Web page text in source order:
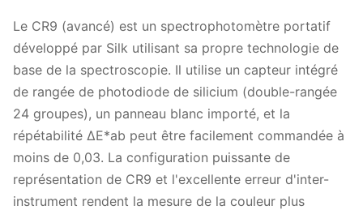
Le CR9 (avancé) est un spectrophotomètre portatif
développé par Silk utilisant sa propre technologie de
base de la spectroscopie. Il utilise un capteur intégré
de rangée de photodiode de silicium (double-rangée
24 groupes), un panneau blanc importé, et la
répétabilité ΔE*ab peut être facilement commandée à
moins de 0,03. La configuration puissante de
représentation de CR9 et l'excellente erreur d'inter-
instrument rendent la mesure de la couleur plus